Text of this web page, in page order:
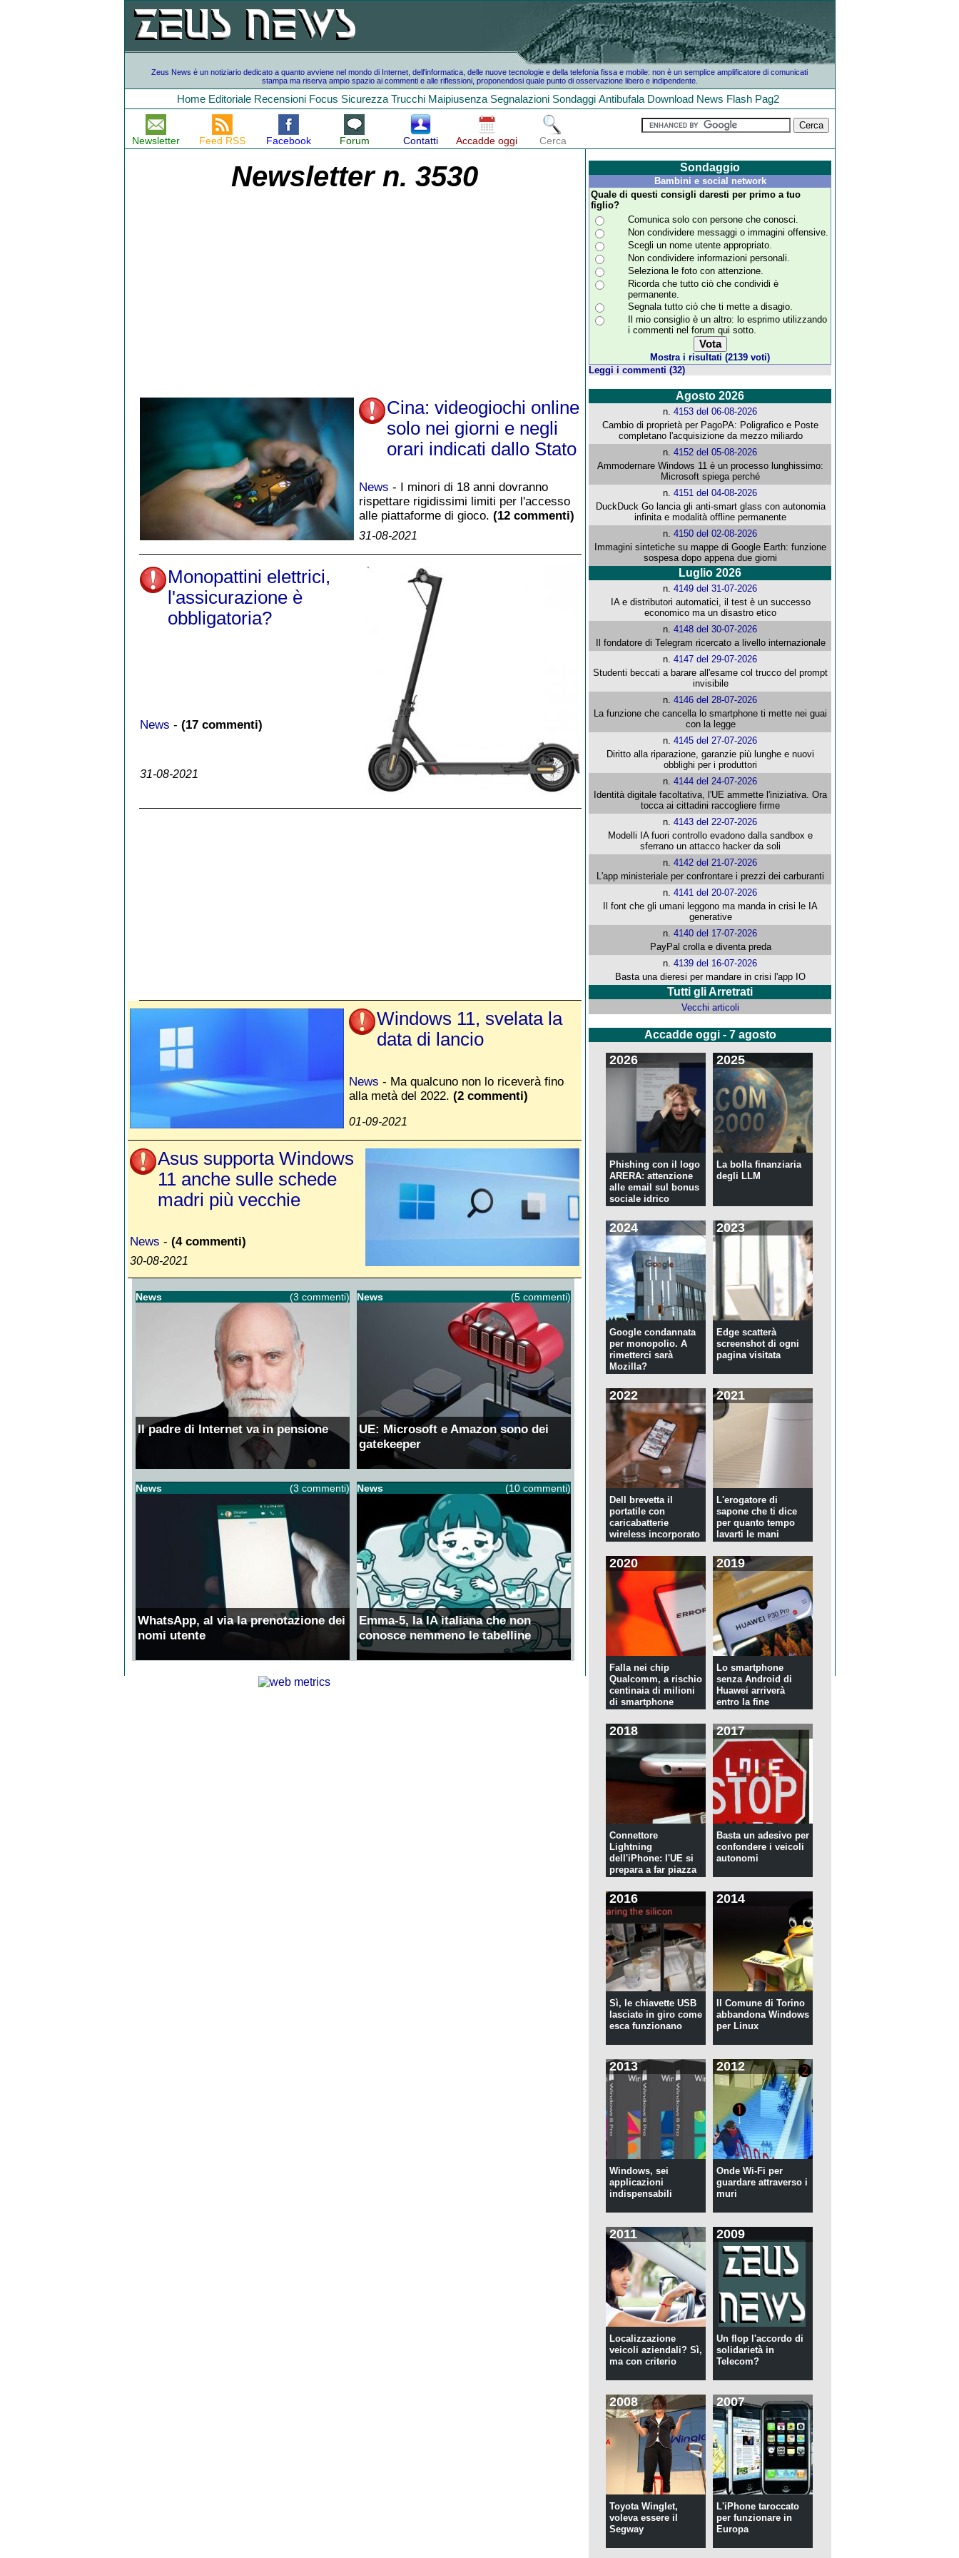
Zeus News è un notiziario dedicato a quanto avviene nel mondo di Internet, dell'informatica, delle nuove tecnologie e della telefonia fissa e mobile: non è un semplice amplificatore di comunicati
stampa ma riserva ampio spazio ai commenti e alle riflessioni, proponendosi quale punto di osservazione libero e indipendente.
Home Editoriale Recensioni Focus Sicurezza Trucchi Maipiusenza Segnalazioni Sondaggi Antibufala Download News Flash Pag2
Newsletter Feed RSS Facebook Forum Contatti Accadde oggi Cerca
Newsletter n. 3530
Cina: videogiochi online
solo nei giorni e negli
orari indicati dallo Stato
News - I minori di 18 anni dovranno
rispettare rigidissimi limiti per l'accesso
alle piattaforme di gioco. (12 commenti)
31-08-2021
Monopattini elettrici,
l'assicurazione è
obbligatoria?
News - (17 commenti)
31-08-2021
Windows 11, svelata la
data di lancio
News - Ma qualcuno non lo riceverà fino
alla metà del 2022. (2 commenti)
01-09-2021
Asus supporta Windows
11 anche sulle schede
madri più vecchie
News - (4 commenti)
30-08-2021
Sondaggio
Bambini e social network
Quale di questi consigli daresti per primo a tuo
figlio?
Comunica solo con persone che conosci.
Non condividere messaggi o immagini offensive.
Scegli un nome utente appropriato.
Non condividere informazioni personali.
Seleziona le foto con attenzione.
Ricorda che tutto ciò che condividi è
permanente.
Segnala tutto ciò che ti mette a disagio.
Il mio consiglio è un altro: lo esprimo utilizzando
i commenti nel forum qui sotto.
Mostra i risultati (2139 voti)
Leggi i commenti (32)
Agosto 2026
n.4153 del 06-08-2026
Cambio di proprietà per PagoPA: Poligrafico e Poste
completano l'acquisizione da mezzo miliardo
n.4152 del 05-08-2026
Ammodernare Windows 11 è un processo lunghissimo:
Microsoft spiega perché
n.4151 del 04-08-2026
DuckDuck Go lancia gli anti-smart glass con autonomia
infinita e modalità offline permanente
n.4150 del 02-08-2026
Immagini sintetiche su mappe di Google Earth: funzione
sospesa dopo appena due giorni
Luglio 2026
n.4149 del 31-07-2026
IA e distributori automatici, il test è un successo
economico ma un disastro etico
n.4148 del 30-07-2026
Il fondatore di Telegram ricercato a livello internazionale
n.4147 del 29-07-2026
Studenti beccati a barare all'esame col trucco del prompt
invisibile
n.4146 del 28-07-2026
La funzione che cancella lo smartphone ti mette nei guai
con la legge
n.4145 del 27-07-2026
Diritto alla riparazione, garanzie più lunghe e nuovi
obblighi per i produttori
n.4144 del 24-07-2026
Identità digitale facoltativa, l'UE ammette l'iniziativa. Ora
tocca ai cittadini raccogliere firme
n.4143 del 22-07-2026
Modelli IA fuori controllo evadono dalla sandbox e
sferrano un attacco hacker da soli
n.4142 del 21-07-2026
L'app ministeriale per confrontare i prezzi dei carburanti
n.4141 del 20-07-2026
Il font che gli umani leggono ma manda in crisi le IA
generative
n.4140 del 17-07-2026
PayPal crolla e diventa preda
n.4139 del 16-07-2026
Basta una dieresi per mandare in crisi l'app IO
Tutti gli Arretrati
Vecchi articoli
Accadde oggi - 7 agosto
2026
Phishing con il logo
ARERA: attenzione
alle email sul bonus
sociale idrico
2025
La bolla finanziaria
degli LLM
2024
Google condannata
per monopolio. A
rimetterci sarà
Mozilla?
2023
Edge scatterà
screenshot di ogni
pagina visitata
2022
Dell brevetta il
portatile con
caricabatterie
wireless incorporato
2021
L'erogatore di
sapone che ti dice
per quanto tempo
lavarti le mani
2020
Falla nei chip
Qualcomm, a rischio
centinaia di milioni
di smartphone
2019
Lo smartphone
senza Android di
Huawei arriverà
entro la fine
2018
Connettore
Lightning
dell'iPhone: l'UE si
prepara a far piazza
2017
Basta un adesivo per
confondere i veicoli
autonomi
2016
Sì, le chiavette USB
lasciate in giro come
esca funzionano
2014
Il Comune di Torino
abbandona Windows
per Linux
2013
Windows, sei
applicazioni
indispensabili
2012
Onde Wi-Fi per
guardare attraverso i
muri
2011
Localizzazione
veicoli aziendali? Sì,
ma con criterio
2009
Un flop l'accordo di
solidarietà in
Telecom?
2008
Toyota Winglet,
voleva essere il
Segway
2007
L'iPhone taroccato
per funzionare in
Europa
News (3 commenti)
Il padre di Internet va in pensione
News (5 commenti)
UE: Microsoft e Amazon sono dei
gatekeeper
News (3 commenti)
WhatsApp, al via la prenotazione dei
nomi utente
News (10 commenti)
Emma-5, la IA italiana che non
conosce nemmeno le tabelline